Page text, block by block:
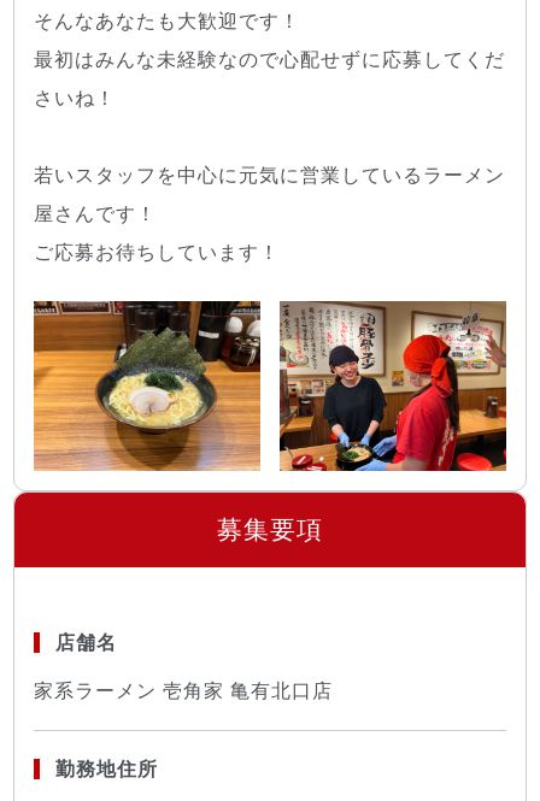
そんなあなたも大歓迎です！
最初はみんな未経験なので心配せずに応募してくだ
さいね！
若いスタッフを中心に元気に営業しているラーメン
屋さんです！
ご応募お待ちしています！
募集要項
店舗名
家系ラーメン 壱角家 亀有北口店
勤務地住所